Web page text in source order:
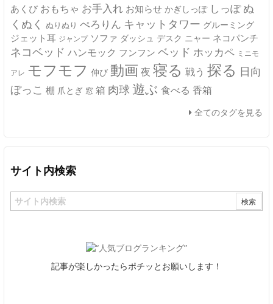
あくび おもちゃ お手入れ お知らせ かぎしっぽ しっぽ ぬ
くぬく ぬりぬり ぺろりん キャットタワー グルーミング
ジェット耳 ジャンプ ソファ ダッシュ デスク ニャー ネコパンチ
ネコベッド ハンモック フンフン ベッド ホッカペ ミニモ
アレ モフモフ 伸び 動画 夜 寝る 戦う 探る 日向
ぼっこ 棚 爪とぎ 窓 箱 肉球 遊ぶ 食べる 香箱
全てのタグを見る
サイト内検索
記事が楽しかったらポチッとお願いします！